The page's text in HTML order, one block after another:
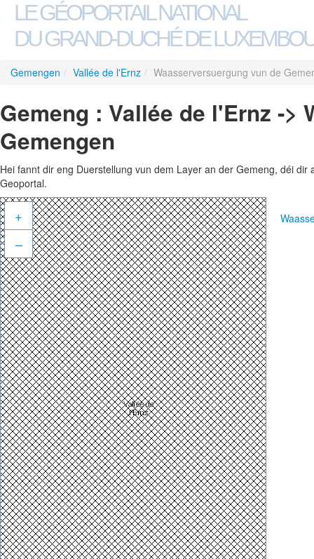
LE GÉOPORTAIL NATIONAL
DU GRAND-DUCHÉ DE
Gemengen / Vallée de l'Ernz / Waasserversuergung vun de
Gemeng : Vallée de l'Ernz ->
Gemengen
Hei fannt dir eng Duerstellung vun dem Layer an der Gemeng, déi
Geoportal.
+
–